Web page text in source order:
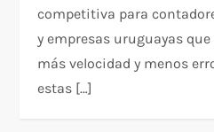
competitiva para
y empresas uruguayas
más velocidad y menos
estas […]